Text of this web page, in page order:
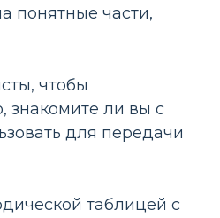
понятные части,
чтобы
знакомите ли вы с
для передачи
таблицей с